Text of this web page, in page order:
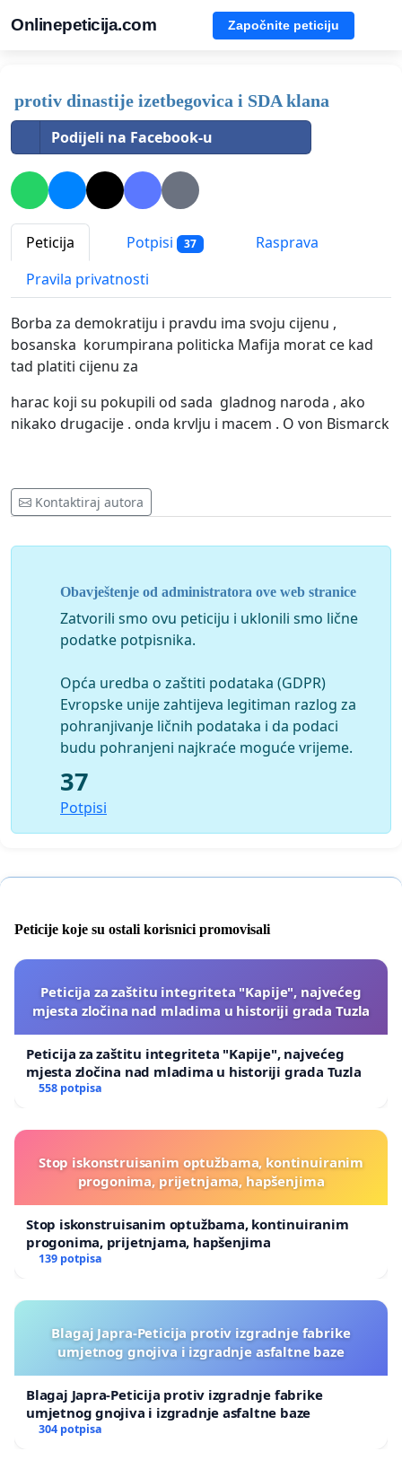
Onlinepeticija.com Započnite peticiju
protiv dinastije izetbegovica i SDA klana
Podijeli na Facebook-u
Peticija Potpisi 37
Rasprava
Pravila privatnosti
Borba za demokratiju i pravdu ima svoju cijenu ,
bosanska korumpirana politicka Mafija morat ce kad
tad platiti cijenu za
harac koji su pokupili od sada gladnog naroda , ako
nikako drugacije . onda krvlju i macem . O von Bismarck
Kontaktiraj autora
Obavještenje od administratora ove web stranice
Zatvorili smo ovu peticiju i uklonili smo lične
podatke potpisnika.
Opća uredba o zaštiti podataka (GDPR)
Evropske unije zahtijeva legitiman razlog za
pohranjivanje ličnih podataka i da podaci
budu pohranjeni najkraće moguće vrijeme.
37
Potpisi
Peticije koje su ostali korisnici promovisali
Peticija za zaštitu integriteta "Kapije", najvećeg
mjesta zločina nad mladima u historiji grada Tuzla
Peticija za zaštitu integriteta "Kapije", najvećeg
mjesta zločina nad mladima u historiji grada Tuzla
558 potpisa
Stop iskonstruisanim optužbama, kontinuiranim
progonima, prijetnjama, hapšenjima
Stop iskonstruisanim optužbama, kontinuiranim
progonima, prijetnjama, hapšenjima
139 potpisa
Blagaj Japra-Peticija protiv izgradnje fabrike
umjetnog gnojiva i izgradnje asfaltne baze
Blagaj Japra-Peticija protiv izgradnje fabrike
umjetnog gnojiva i izgradnje asfaltne baze
304 potpisa